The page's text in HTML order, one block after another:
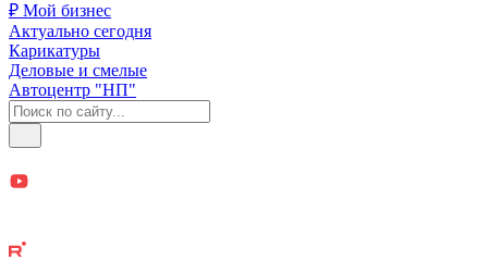
₽ Мой бизнес
Актуально сегодня
Карикатуры
Деловые и смелые
Автоцентр "НП"